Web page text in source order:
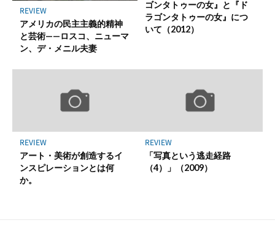
REVIEW
アメリカの民主主義的精神
と芸術——ロスコ、ニューマ
ン、デ・メニル夫妻
ゴンタトゥーの女』と『ド
ラゴンタトゥーの女』につ
いて（2012）
REVIEW
アート・美術が創造するイ
ンスピレーションとは何
か。
REVIEW
「写真という逃走経路
（4）」（2009）